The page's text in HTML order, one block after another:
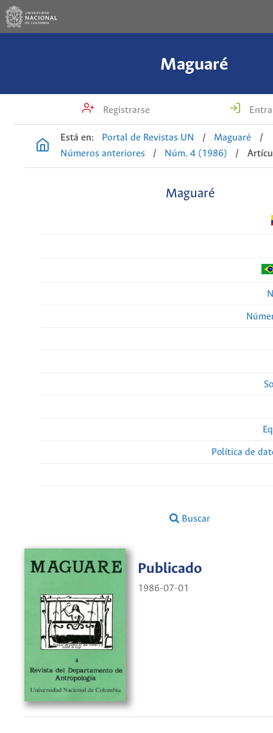
Maguaré
Registrarse
Está en: Portal de Revistas UN / Maguaré
/
Números anteriores
/ Núm. 4 (1986) /
Maguaré
Política de
Buscar
Publicado
1986-07-01